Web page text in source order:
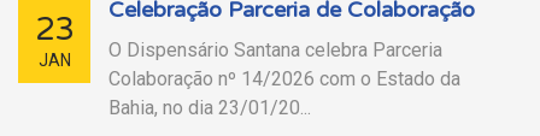
23
JAN
Celebração Parceria de Colaboração
O Dispensário Santana celebra Parceria
Colaboração nº 14/2026 com o Estado da
Bahia, no dia 23/01/20...